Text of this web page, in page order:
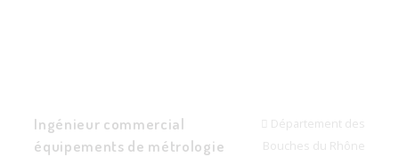
Ingénieur commercial
équipements de métrologie
Département des
Bouches du Rhône